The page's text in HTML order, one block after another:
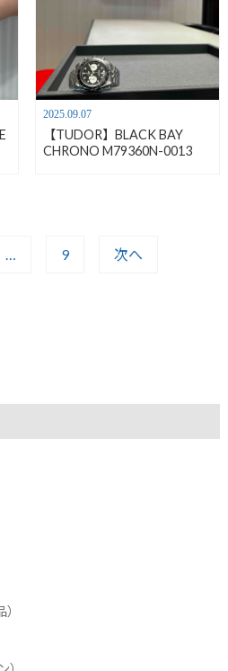
2025.09.07
【TUDOR】BLACK BAY
CHRONO M79360N-0013
9 次へ